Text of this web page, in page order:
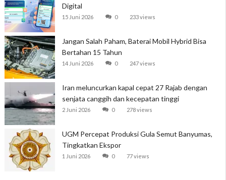
Digital
15 Juni 2026 0 233 views
Jangan Salah Paham, Baterai Mobil Hybrid Bisa
Bertahan 15 Tahun
14 Juni 2026 0 247 views
Iran meluncurkan kapal cepat 27 Rajab dengan
senjata canggih dan kecepatan tinggi
2 Juni 2026 0 278 views
UGM Percepat Produksi Gula Semut Banyumas,
Tingkatkan Ekspor
1 Juni 2026 0 77 views